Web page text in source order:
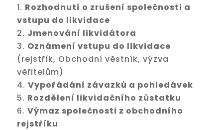
Rozhodnutí o zrušení společnosti a
vstupu do likvidace
Jmenování likvidátora
Oznámení vstupu do likvidace
(rejstřík, Obchodní věstník, výzva
věřitelům)
Vypořádání závazků a pohledávek
Rozdělení likvidačního zůstatku
Výmaz společnosti z obchodního
rejstříku